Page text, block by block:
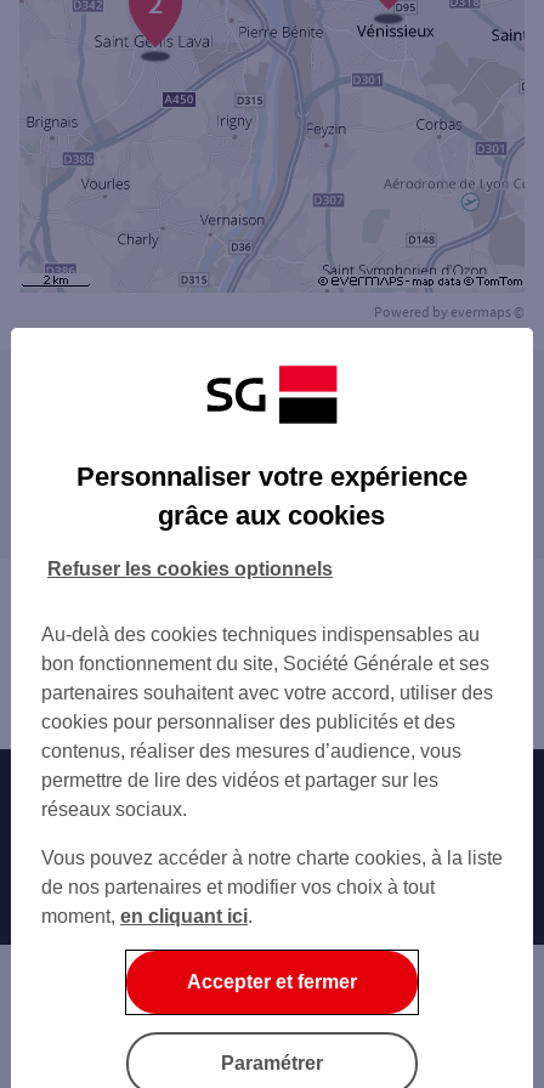
Powered by evermaps ©
Les agences SG PRO dans les villes à
SAINT-FONS
SAINT-GENIS-LAVAL
VÉNISSIEUX
BRIGNAIS
CORBAS
LYON
BRON
TASSIN-LA-DEMI-LUNE
VILLEURBANNE
ÉCULLY
CRAPONNE
CALUIRE-ET-CUIRE
VAULX-EN-VELIN
CHASSIEU
DÉCINES-CHARPIEU
Les agences SG PRO dans les départements
38 ISÈRE
71 SAÔNE-ET-LOIRE
Rhône
Nos engagements Nous contacter
Autres sites SG
Professionnels
Entreprises
Associations
Banque privée
Economie Publique
Informations légales
Personnaliser votre expérience
grâce aux cookies
Au-delà des cookies techniques indispensables au
bon fonctionnement du site, Société Générale et ses
partenaires souhaitent avec votre accord, utiliser des
cookies pour personnaliser des publicités et des
contenus, réaliser des mesures d’audience, vous
permettre de lire des vidéos et partager sur les
réseaux sociaux.
Vous pouvez accéder à notre charte cookies, à la liste
de nos partenaires et modifier vos choix à tout
moment, en cliquant ici.
Refuser les cookies optionnels
Accepter et fermer
Paramétrer